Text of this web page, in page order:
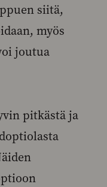
siitä,
myös
joutua
pitkästä ja